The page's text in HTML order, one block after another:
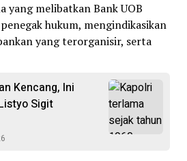
yang melibatkan Bank UOB
hukum, mengindikasikan
yang terorganisir, serta
Kencang, Ini
Sigit